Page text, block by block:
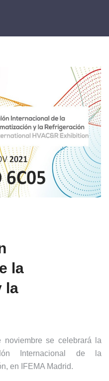
la
la
se celebrará la
Internacional de la
en IFEMA Madrid.